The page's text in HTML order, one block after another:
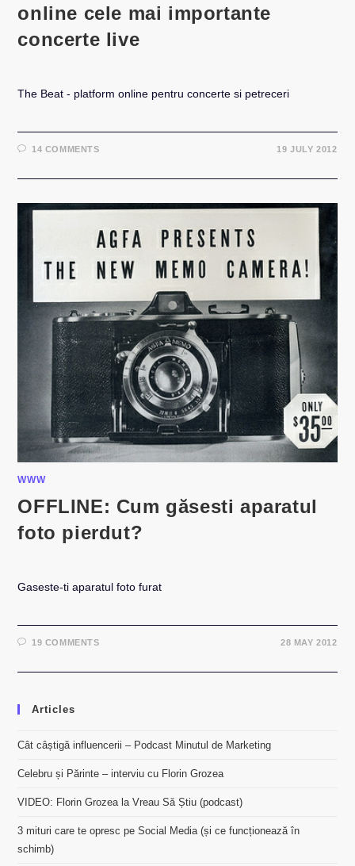
online cele mai importante
concerte live
The Beat - platform online pentru concerte si petreceri
14 COMMENTS 19 JULY 2012
WWW
OFFLINE: Cum găsesti aparatul
foto pierdut?
Gaseste-ti aparatul foto furat
19 COMMENTS 28 MAY 2012
Articles
Cât câștigă influencerii – Podcast Minutul de Marketing
Celebru și Părinte – interviu cu Florin Grozea
VIDEO: Florin Grozea la Vreau Să Știu (podcast)
3 mituri care te opresc pe Social Media (și ce funcționează în
schimb)